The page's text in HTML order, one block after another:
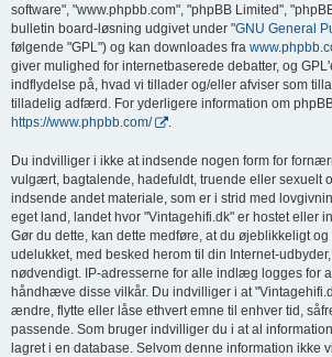
software", "www.phpbb.com", "phpBB Limited",
bulletin board-løsning udgivet under "GNU General
følgende "GPL") og kan downloades fra
giver mulighed for internetbaserede debatter, og
indflydelse på, hvad vi tillader og/eller afviser som
tilladelig adfærd. For yderligere information om
https://www.phpbb.com/
.
Du indvilliger i ikke at indsende nogen form for
vulgært, bagtalende, hadefuldt, truende eller sexuelt
indsende andet materiale, som er i strid med
eget land, landet hvor "Vintagehifi.dk" er hostet eller
Gør du dette, kan dette medføre, at du øjeblikkeligt
udelukket, med besked herom til din Internet-
nødvendigt. IP-adresserne for alle indlæg logges for
håndhæve disse vilkår. Du indvilliger i at
ændre, flytte eller låse ethvert emne til enhver tid,
passende. Som bruger indvilliger du i at al
lagret i en database. Selvom denne information ikke